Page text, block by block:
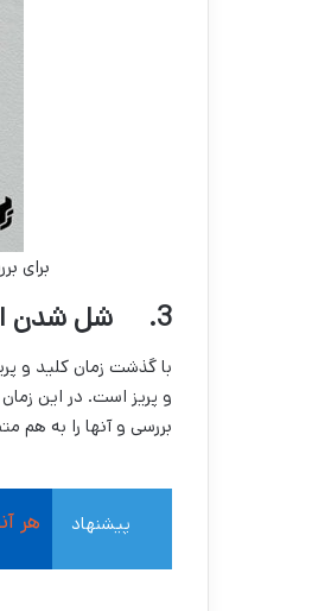
برای
3. شل شدن اتصالات کلید و پریز برق
با گذشت زمان کلید و
و پریز است. در این
بررسی و آنها را به هم
پیشنهاد هر